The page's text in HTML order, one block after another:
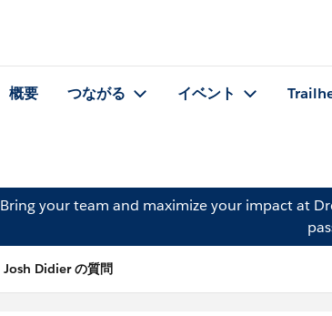
概要 つながる イベント
Bring your team and maximize your impact at
Josh Didier の質問